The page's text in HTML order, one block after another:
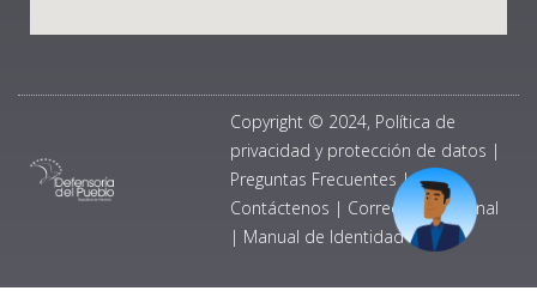
Copyright © 2024, Política de
privacidad y protección de datos |
Preguntas Frecuentes |
Contáctenos | Correo Institucional
| Manual de Identidad Visual